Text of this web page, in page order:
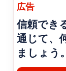
ぜひ訪れてくだ
- 治癒効果が
う。
- 訪問してく
は、街の歴史
す。
広告
信頼でき
通じて、
ましょう。